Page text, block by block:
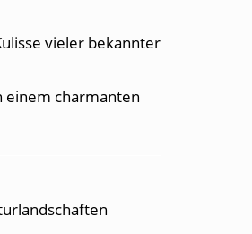
vieler bekannter
einem charmanten